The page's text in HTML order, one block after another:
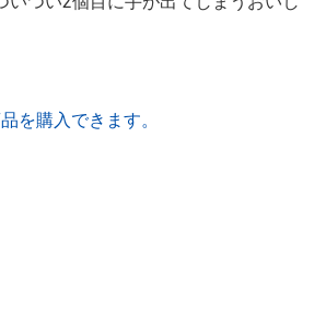
を購入できます。